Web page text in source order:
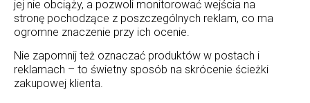
jej nie obciąży, a pozwoli monitorować wejścia na
stronę pochodzące z poszczególnych reklam, co ma
ogromne znaczenie przy ich ocenie.
Nie zapomnij też oznaczać produktów w postach i
reklamach – to świetny sposób na skrócenie ścieżki
zakupowej klienta.